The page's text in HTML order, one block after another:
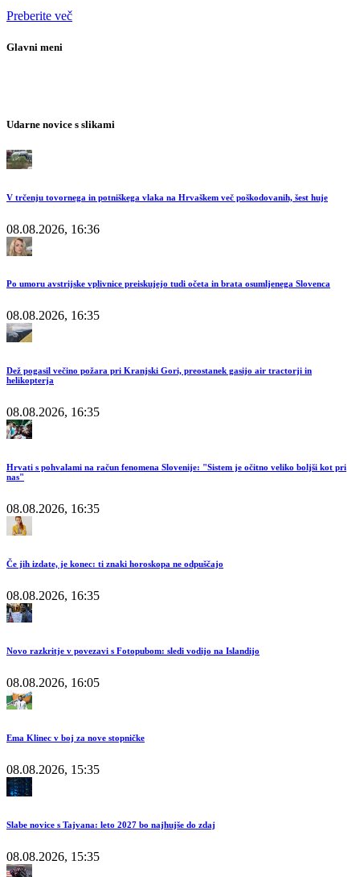
Preberite več
Glavni meni
Udarne novice s slikami
V trčenju tovornega in potniškega vlaka na Hrvaškem več poškodovanih, šest huje
08.08.2026, 16:36
Po umoru avstrijske vplivnice preiskujejo tudi očeta in brata osumljenega Slovenca
08.08.2026, 16:35
Dež pogasil večino požara pri Kranjski Gori, preostanek gasijo air tractorji in
helikopterja
08.08.2026, 16:35
Hrvati s pohvalami na račun fenomena Slovenije: "Sistem je očitno veliko boljši kot pri
nas"
08.08.2026, 16:35
Če jih izdate, je konec: ti znaki horoskopa ne odpuščajo
08.08.2026, 16:35
Novo razkritje v povezavi s Fotopubom: sledi vodijo na Islandijo
08.08.2026, 16:05
Ema Klinec v boj za nove stopničke
08.08.2026, 15:35
Slabe novice s Tajvana: leto 2027 bo najhujše do zdaj
08.08.2026, 15:35